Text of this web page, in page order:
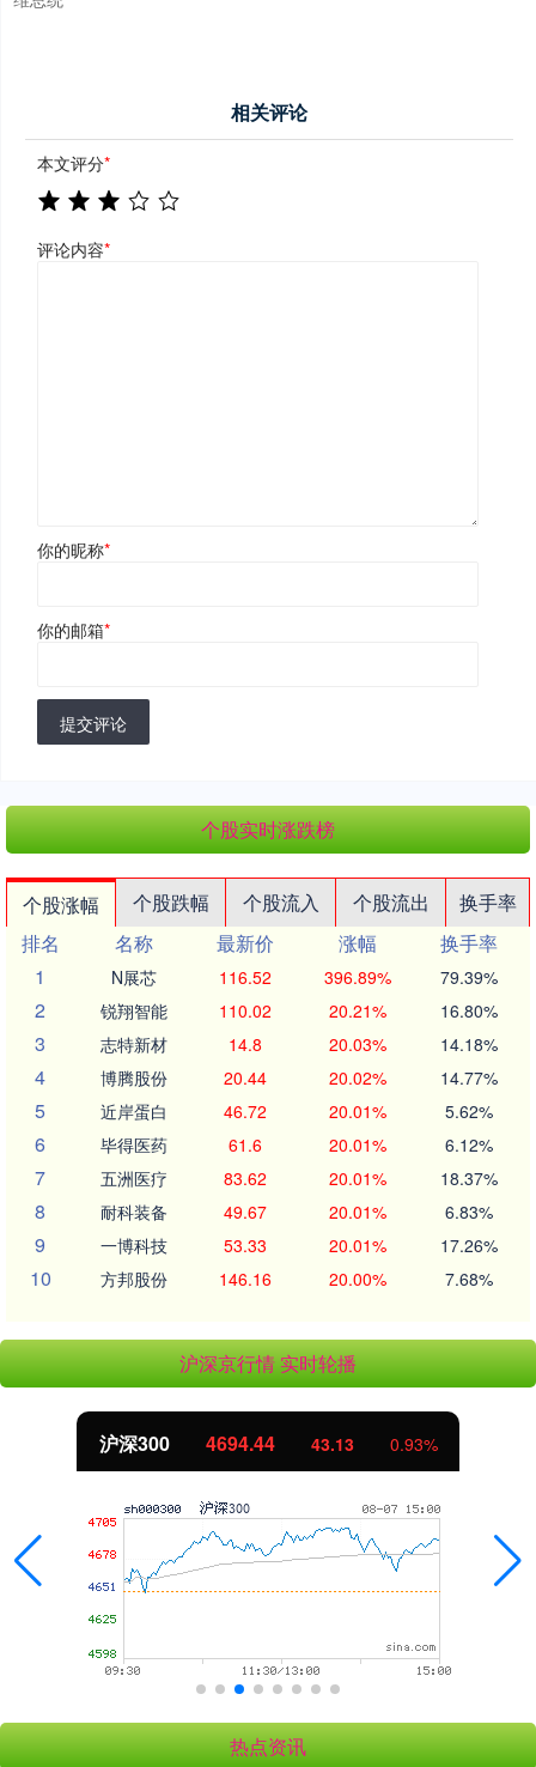
相关评论
本文评分*
评论内容*
你的昵称*
你的邮箱*
提交评论
个股实时涨跌榜
个股涨幅 个股跌幅 个股流入 个股流出
换手率
排名
名称 最新价 涨幅
换手率
1
N展芯 116.52 396.89% 79.39%
2 锐翔智能 110.02 20.21% 16.80%
3 志特新材 14.8 20.03% 14.18%
4 博腾股份 20.44 20.02% 14.77%
5 近岸蛋白 46.72 20.01% 5.62%
6 毕得医药 61.6 20.01% 6.12%
7 五洲医疗 83.62 20.01% 18.37%
8 耐科装备 49.67 20.01% 6.83%
9 一博科技 53.33 20.01% 17.26%
10 方邦股份 146.16 20.00% 7.68%
沪深京行情 实时轮播
沪深300 4694.44 43.13 0.93%
热点资讯